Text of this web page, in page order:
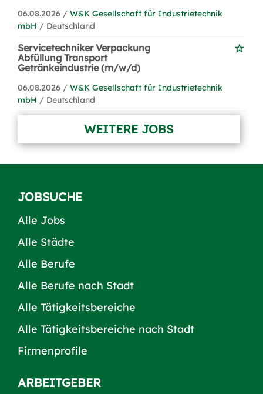
06.08.2026 / W&K Gesellschaft für Industrietechnik
mbH / Deutschland
Servicetechniker Verpackung
Abfüllung Transport
Getränkeindustrie (m/w/d)
06.08.2026 / W&K Gesellschaft für Industrietechnik
mbH / Deutschland
WEITERE JOBS
JOBSUCHE
Alle Jobs
Alle Städte
Alle Berufe
Alle Berufe nach Stadt
Alle Tätigkeitsbereiche
Alle Tätigkeitsbereiche nach Stadt
Firmenprofile
ARBEITGEBER